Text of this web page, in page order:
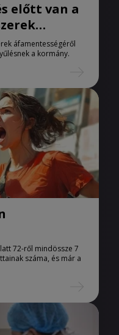
előtt van a
áfamentességéről
a kormány.
72-ről mindössze 7
száma, és már a